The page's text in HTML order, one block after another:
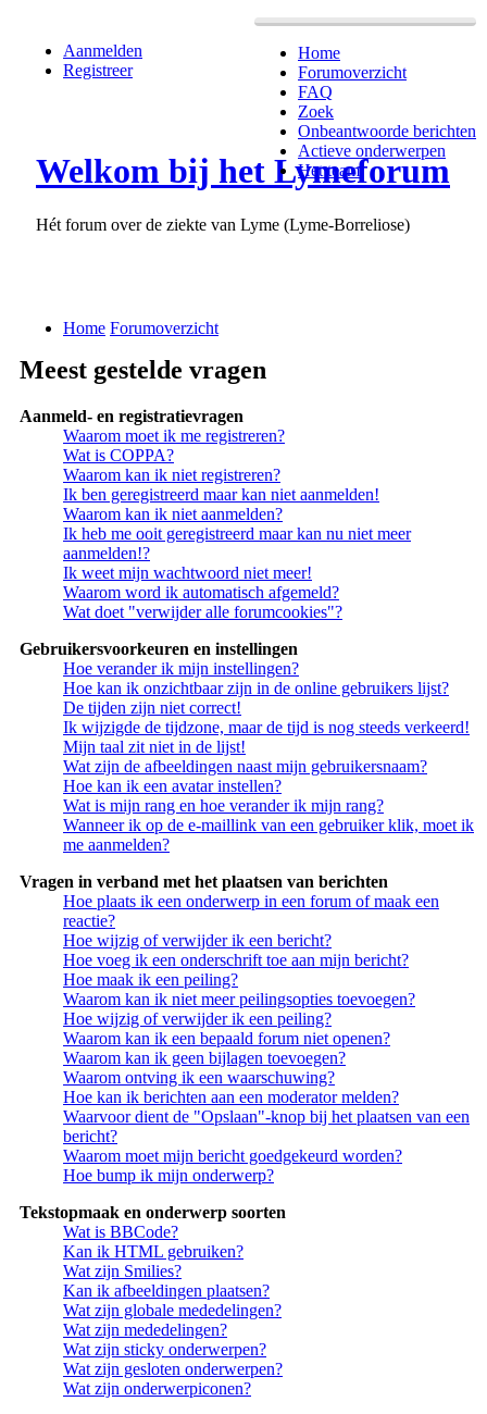
Home
Forumoverzicht
FAQ
Zoek
Onbeantwoorde berichten
Actieve onderwerpen
Het team
Aanmelden
Registreer
Welkom bij het Lymeforum
Hét forum over de ziekte van Lyme (Lyme-Borreliose)
Home Forumoverzicht
Meest gestelde vragen
Aanmeld- en registratievragen
Waarom moet ik me registreren?
Wat is COPPA?
Waarom kan ik niet registreren?
Ik ben geregistreerd maar kan niet aanmelden!
Waarom kan ik niet aanmelden?
Ik heb me ooit geregistreerd maar kan nu niet meer
aanmelden!?
Ik weet mijn wachtwoord niet meer!
Waarom word ik automatisch afgemeld?
Wat doet "verwijder alle forumcookies"?
Gebruikersvoorkeuren en instellingen
Hoe verander ik mijn instellingen?
Hoe kan ik onzichtbaar zijn in de online gebruikers lijst?
De tijden zijn niet correct!
Ik wijzigde de tijdzone, maar de tijd is nog steeds verkeerd!
Mijn taal zit niet in de lijst!
Wat zijn de afbeeldingen naast mijn gebruikersnaam?
Hoe kan ik een avatar instellen?
Wat is mijn rang en hoe verander ik mijn rang?
Wanneer ik op de e-maillink van een gebruiker klik, moet ik
me aanmelden?
Vragen in verband met het plaatsen van berichten
Hoe plaats ik een onderwerp in een forum of maak een
reactie?
Hoe wijzig of verwijder ik een bericht?
Hoe voeg ik een onderschrift toe aan mijn bericht?
Hoe maak ik een peiling?
Waarom kan ik niet meer peilingsopties toevoegen?
Hoe wijzig of verwijder ik een peiling?
Waarom kan ik een bepaald forum niet openen?
Waarom kan ik geen bijlagen toevoegen?
Waarom ontving ik een waarschuwing?
Hoe kan ik berichten aan een moderator melden?
Waarvoor dient de "Opslaan"-knop bij het plaatsen van een
bericht?
Waarom moet mijn bericht goedgekeurd worden?
Hoe bump ik mijn onderwerp?
Tekstopmaak en onderwerp soorten
Wat is BBCode?
Kan ik HTML gebruiken?
Wat zijn Smilies?
Kan ik afbeeldingen plaatsen?
Wat zijn globale mededelingen?
Wat zijn mededelingen?
Wat zijn sticky onderwerpen?
Wat zijn gesloten onderwerpen?
Wat zijn onderwerpiconen?